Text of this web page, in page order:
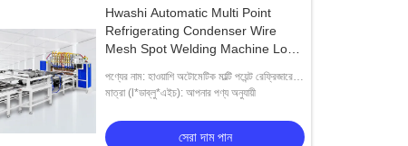
Hwashi Automatic Multi Point
Refrigerating Condenser Wire
Mesh Spot Welding Machine Low
পণ্যের নাম: হাওয়াশি অটোমেটিক মাল্টি পয়েন্ট রেফ্রিজারেটিং
কনডেন্সার ওয়্যার জাল স্পট ওয়েল্ডিং মেশিন লো কার্বন
মাত্রা (l*ডাব্লু*এইচ): আপনার পণ্য অনুযায়ী
সেরা দাম পান